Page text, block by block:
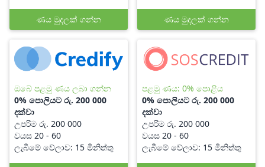
ණය මුදලක් ගන්න ණය මුදලක් ගන්න
ඔබේ පළමු ණය ලබා ගන්න
0% පොලියට රු. 200 000
දක්වා
උපරිම රු. 200 000
වයස 20 - 60
ලැබීමේ වේලාව: 15 මිනිත්තු
පළමු ණය: 0% පොළිය
0% පොලියට රු. 200 000
දක්වා
උපරිම රු. 200 000
වයස 20 - 60
ලැබීමේ වේලාව: 15 මිනිත්තු